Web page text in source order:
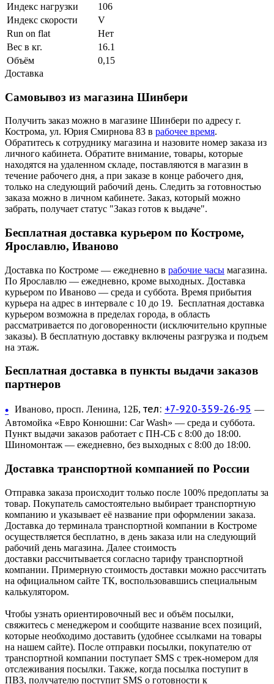
Индекс нагрузки
106
Индекс скорости
V
Run on flat
Нет
Вес в кг.
16.1
Объём
0,15
Доставка
Самовывоз из магазина Шинбери
Получить заказ можно в магазине Шинбери по адресу г.
Кострома, ул. Юрия Смирнова 83 в рабочее время.
Обратитесь к сотруднику магазина и назовите номер заказа из
личного кабинета. Обратите внимание, товары, которые
находятся на удаленном складе, поставляются в магазин в
течение рабочего дня, а при заказе в конце рабочего дня,
только на следующий рабочий день. Следить за готовностью
заказа можно в личном кабинете. Заказ, который можно
забрать, получает статус "Заказ готов к выдаче".
Бесплатная доставка курьером по Костроме,
Ярославлю, Иваново
Доставка по Костроме — ежедневно в рабочие часы магазина.
По Ярославлю — ежедневно, кроме выходных. Доставка
курьером по Иваново — среда и суббота. Время прибытия
курьера на адрес в интервале с 10 до 19. Бесплатная доставка
курьером возможна в пределах города, в область
рассматривается по договоренности (исключительно крупные
заказы). В бесплатную доставку включены разгрузка и подъем
на этаж.
Бесплатная доставка в пункты выдачи заказов
партнеров
• Иваново, просп. Ленина, 12Б, тел: +7-920-359-26-95 —
Автомойка «Евро Конюшни: Car Wash» — среда и суббота.
Пункт выдачи заказов работает с ПН-СБ с 8:00 до 18:00.
Шиномонтаж — ежедневно, без выходных с 8:00 до 18:00.
Доставка транспортной компанией по России
Отправка заказа происходит только после 100% предоплаты за
товар. Покупатель самостоятельно выбирает транспортную
компанию и указывает её название при оформлении заказа.
Доставка до терминала транспортной компании в Костроме
осуществляется бесплатно, в день заказа или на следующий
рабочий день магазина. Далее стоимость
доставки рассчитывается согласно тарифу транспортной
компании. Примерную стоимость доставки можно рассчитать
на официальном сайте ТК, воспользовавшись специальным
калькулятором.
Чтобы узнать ориентировочный вес и объём посылки,
свяжитесь с менеджером и сообщите название всех позиций,
которые необходимо доставить (удобнее ссылками на товары
на нашем сайте). После отправки посылки, покупателю от
транспортной компании поступает SMS с трек-номером для
отслеживания посылки. Также, когда посылка поступит в
ПВЗ, получателю поступит SMS о готовности к